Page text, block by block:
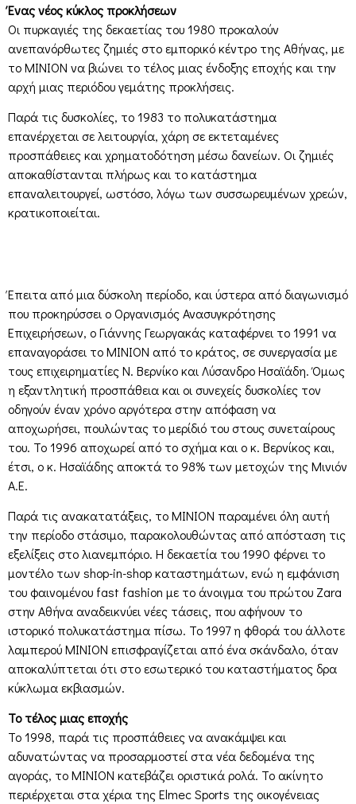
Ένας νέος κύκλος προκλήσεων
Οι πυρκαγιές της δεκαετίας του 1980 προκαλούν
ανεπανόρθωτες ζημιές στο εμπορικό κέντρο της Αθήνας, με
το ΜΙΝΙΟΝ να βιώνει το τέλος μιας ένδοξης εποχής και την
αρχή μιας περιόδου γεμάτης προκλήσεις.
Παρά τις δυσκολίες, το 1983 το πολυκατάστημα
επανέρχεται σε λειτουργία, χάρη σε εκτεταμένες
προσπάθειες και χρηματοδότηση μέσω δανείων. Οι ζημιές
αποκαθίστανται πλήρως και το κατάστημα
επαναλειτουργεί, ωστόσο, λόγω των συσσωρευμένων χρεών,
κρατικοποιείται.
Έπειτα από μια δύσκολη περίοδο, και ύστερα από διαγωνισμό
που προκηρύσσει ο Οργανισμός Ανασυγκρότησης
Επιχειρήσεων, ο Γιάννης Γεωργακάς καταφέρνει το 1991 να
επαναγοράσει το ΜΙΝΙΟΝ από το κράτος, σε συνεργασία με
τους επιχειρηματίες Ν. Βερνίκο και Λύσανδρο Ησαϊάδη. Όμως
η εξαντλητική προσπάθεια και οι συνεχείς δυσκολίες τον
οδηγούν έναν χρόνο αργότερα στην απόφαση να
αποχωρήσει, πουλώντας το μερίδιό του στους συνεταίρους
του. Το 1996 αποχωρεί από το σχήμα και ο κ. Βερνίκος και,
έτσι, ο κ. Ησαϊάδης αποκτά το 98% των μετοχών της Μινιόν
Α.Ε.
Παρά τις ανακατατάξεις, το ΜΙΝΙΟΝ παραμένει όλη αυτή
την περίοδο στάσιμο, παρακολουθώντας από απόσταση τις
εξελίξεις στο λιανεμπόριο. Η δεκαετία του 1990 φέρνει το
μοντέλο των shop-in-shop καταστημάτων, ενώ η εμφάνιση
του φαινομένου fast fashion με το άνοιγμα του πρώτου Zara
στην Αθήνα αναδεικνύει νέες τάσεις, που αφήνουν το
ιστορικό πολυκατάστημα πίσω. Το 1997 η φθορά του άλλοτε
λαμπερού ΜΙΝΙΟΝ επισφραγίζεται από ένα σκάνδαλο, όταν
αποκαλύπτεται ότι στο εσωτερικό του καταστήματος δρα
κύκλωμα εκβιασμών.
Το τέλος μιας εποχής
Το 1998, παρά τις προσπάθειες να ανακάμψει και
αδυνατώντας να προσαρμοστεί στα νέα δεδομένα της
αγοράς, το ΜΙΝΙΟΝ κατεβάζει οριστικά ρολά. Το ακίνητο
περιέρχεται στα χέρια της Elmec Sports της οικογένειας